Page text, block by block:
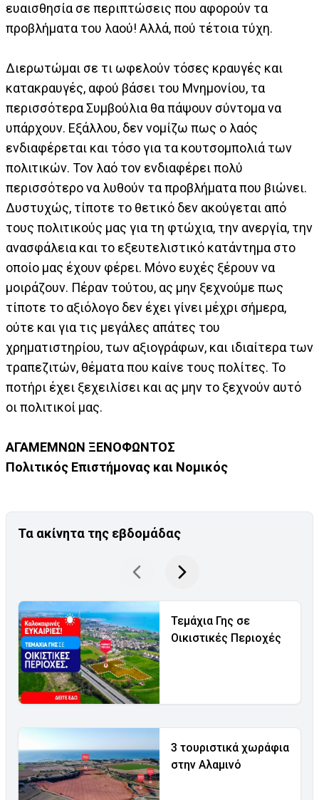
ευαισθησία σε περιπτώσεις που αφορούν τα
προβλήματα του λαού! Αλλά, πού τέτοια τύχη.
Διερωτώμαι σε τι ωφελούν τόσες κραυγές και
κατακραυγές, αφού βάσει του Μνημονίου, τα
περισσότερα Συμβούλια θα πάψουν σύντομα να
υπάρχουν. Εξάλλου, δεν νομίζω πως ο λαός
ενδιαφέρεται και τόσο για τα κουτσομπολιά των
πολιτικών. Τον λαό τον ενδιαφέρει πολύ
περισσότερο να λυθούν τα προβλήματα που βιώνει.
Δυστυχώς, τίποτε το θετικό δεν ακούγεται από
τους πολιτικούς μας για τη φτώχια, την ανεργία, την
ανασφάλεια και το εξευτελιστικό κατάντημα στο
οποίο μας έχουν φέρει. Μόνο ευχές ξέρουν να
μοιράζουν. Πέραν τούτου, ας μην ξεχνούμε πως
τίποτε το αξιόλογο δεν έχει γίνει μέχρι σήμερα,
ούτε και για τις μεγάλες απάτες του
χρηματιστηρίου, των αξιογράφων, και ιδιαίτερα των
τραπεζιτών, θέματα που καίνε τους πολίτες. Το
ποτήρι έχει ξεχειλίσει και ας μην το ξεχνούν αυτό
οι πολιτικοί μας.
ΑΓΑΜΕΜΝΩΝ ΞΕΝΟΦΩΝΤΟΣ
Πολιτικός Επιστήμονας και Νομικός
Τα ακίνητα της εβδομάδας
Τεμάχια Γης σε
Οικιστικές Περιοχές
3 τουριστικά χωράφια
στην Αλαμινό